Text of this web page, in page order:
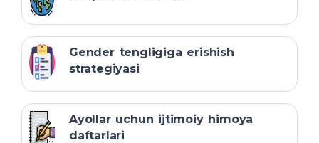
Gender tengligiga erishish
strategiyasi
Ayollar uchun ijtimoiy himoya
daftarlari